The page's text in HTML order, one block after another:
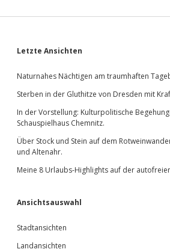
Sidebar
Letzte Ansichten
Naturnahes Nächtigen am traumhaften
Sterben in der Gluthitze von Dresden mit
In der Vorstellung: Kulturpolitische
Schauspielhaus Chemnitz.
Über Stock und Stein auf dem
und Altenahr.
Meine 8 Urlaubs-Highlights auf der
Ansichtsauswahl
Stadtansichten
Landansichten